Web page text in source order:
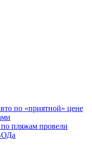
по «приятной» цене
пляжам провели